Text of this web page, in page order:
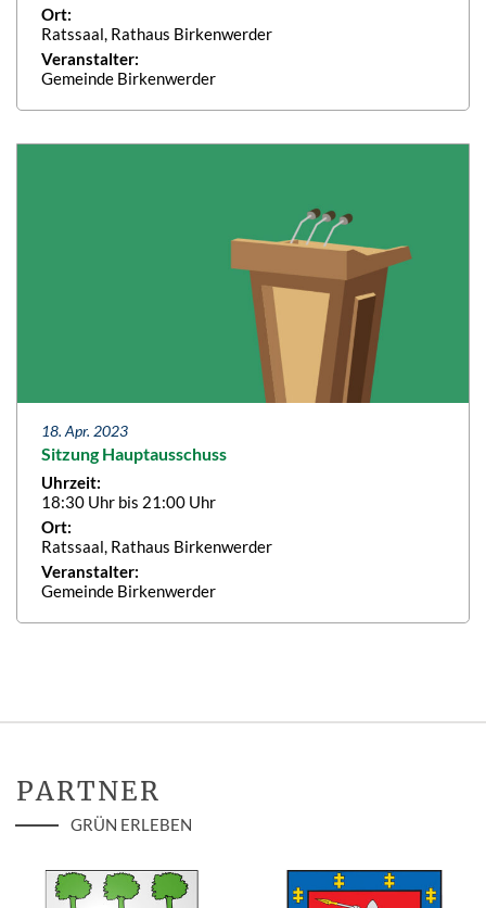
Ort:
Ratssaal, Rathaus Birkenwerder
Veranstalter:
Gemeinde Birkenwerder
18. Apr. 2023
Sitzung Hauptausschuss
Uhrzeit:
18:30 Uhr bis 21:00 Uhr
Ort:
Ratssaal, Rathaus Birkenwerder
Veranstalter:
Gemeinde Birkenwerder
PARTNER
GRÜN ERLEBEN